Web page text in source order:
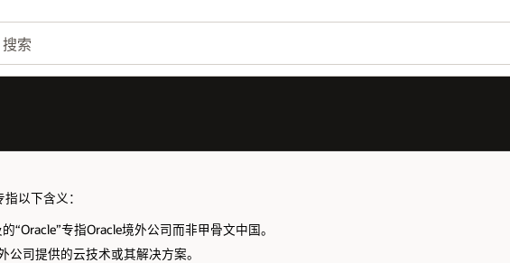
以下含义：
“Oracle”专指Oracle境外公司而非甲骨文中国。
公司提供的云技术或其解决方案。